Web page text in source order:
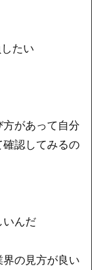
たい
があって自分
認してみるの
いんだ
の見方が良い